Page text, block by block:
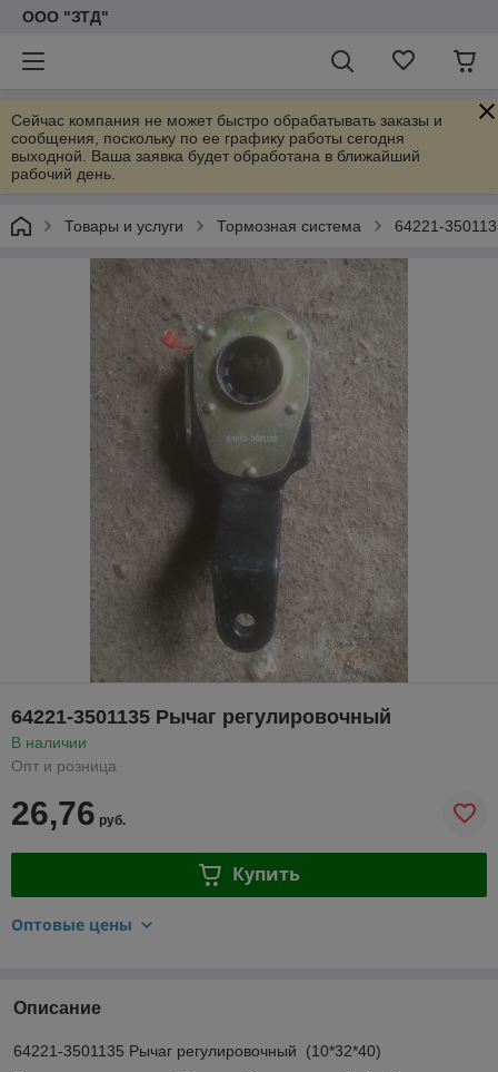
ООО "ЗТД"
Сейчас компания не может быстро обрабатывать заказы и
сообщения, поскольку по ее графику работы сегодня
выходной. Ваша заявка будет обработана в ближайший
рабочий день.
Товары и услуги Тормозная система 64221-
64221-3501135 Рычаг регулировочный
В наличии
Опт и розница
26,76 руб.
Купить
Оптовые цены
Описание
64221-3501135 Рычаг регулировочный (10*32*40)